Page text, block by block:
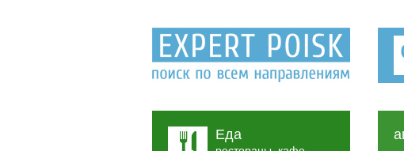
Еда